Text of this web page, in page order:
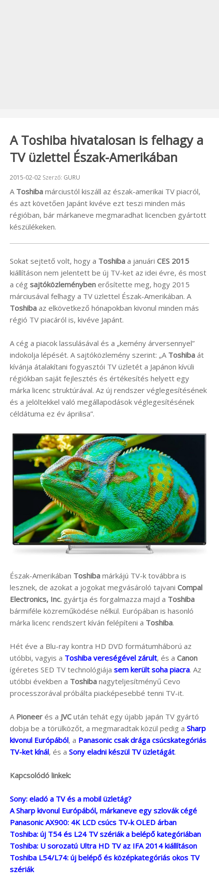
A Toshiba hivatalosan is felhagy a
TV üzlettel Észak-Amerikában
Beküldve:
2015-02-02 Szerző: GURU
A Toshiba márciustól kiszáll az észak-amerikai TV piacról,
és azt követően Japánt kivéve ezt teszi minden más
régióban, bár márkaneve megmaradhat licencben gyártott
készülékeken.
Sokat sejtető volt, hogy a Toshiba a januári CES 2015
kiállításon nem jelentett be új TV-ket az idei évre, és most
a cég sajtóközleményben erősítette meg, hogy 2015
márciusával felhagy a TV üzlettel Észak-Amerikában. A
Toshiba az elkövetkező hónapokban kivonul minden más
régió TV piacáról is, kivéve Japánt.
A cég a piacok lassulásával és a „kemény árversennyel”
indokolja lépését. A sajtóközlemény szerint: „A Toshiba át
kívánja átalakítani fogyasztói TV üzletét a Japánon kívüli
régiókban saját fejlesztés és értékesítés helyett egy
márka licenc struktúrával. Az új rendszer véglegesítésének
és a jelöltekkel való megállapodások véglegesítésének
céldátuma ez év áprilisa”.
Észak-Amerikában Toshiba márkájú TV-k továbbra is
lesznek, de azokat a jogokat megvásároló tajvani Compal
Electronics, Inc. gyártja és forgalmazza majd a Toshiba
bármiféle közreműködése nélkül. Európában is hasonló
márka licenc rendszert kíván felépíteni a Toshiba.
Hét éve a Blu-ray kontra HD DVD formátumháború az
utóbbi, vagyis a Toshiba vereségével zárult, és a Canon
ígéretes SED TV technológiája sem került soha piacra. Az
utóbbi években a Toshiba nagyteljesítményű Cevo
processzorával próbálta piacképesebbé tenni TV-it.
A Pioneer és a JVCután tehát egy újabb japán TV gyártó
dobja be a törülközőt, a megmaradtak közül pedig a Sharp
kivonul Európából, a Panasonic csak drága csúcskategóriás
TV-ket kínál, és a Sony eladni készül TV üzletágát.
Kapcsolódó linkek:
Sony: eladó a TV és a mobil üzletág?
A Sharp kivonul Európából, márkaneve egy szlovák cégé
Panasonic AX900: 4K LCD csúcs TV-k OLED árban
Toshiba: új T54 és L24 TV szériák a belépő kategóriában
Toshiba: U sorozatú Ultra HD TV az IFA 2014 kiállításon
Toshiba L54/L74: új belépő és középkategóriás okos TV
szériák